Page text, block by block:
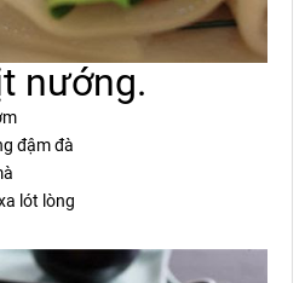
t nướng.
m
đậm đà
lót lòng